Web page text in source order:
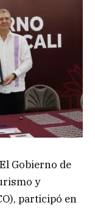
Gobierno de
y
participó en